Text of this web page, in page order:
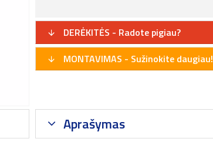
DERĖKITĖS - Radote pigiau?
MONTAVIMAS - Sužinokite daugiau!
Aprašymas